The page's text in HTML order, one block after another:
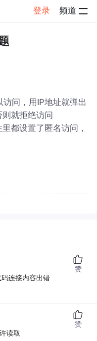
登录 频道
问，用IP地址就弹出
就拒绝访问
都设置了匿名访问，
连接内容出错
赞
读取
赞